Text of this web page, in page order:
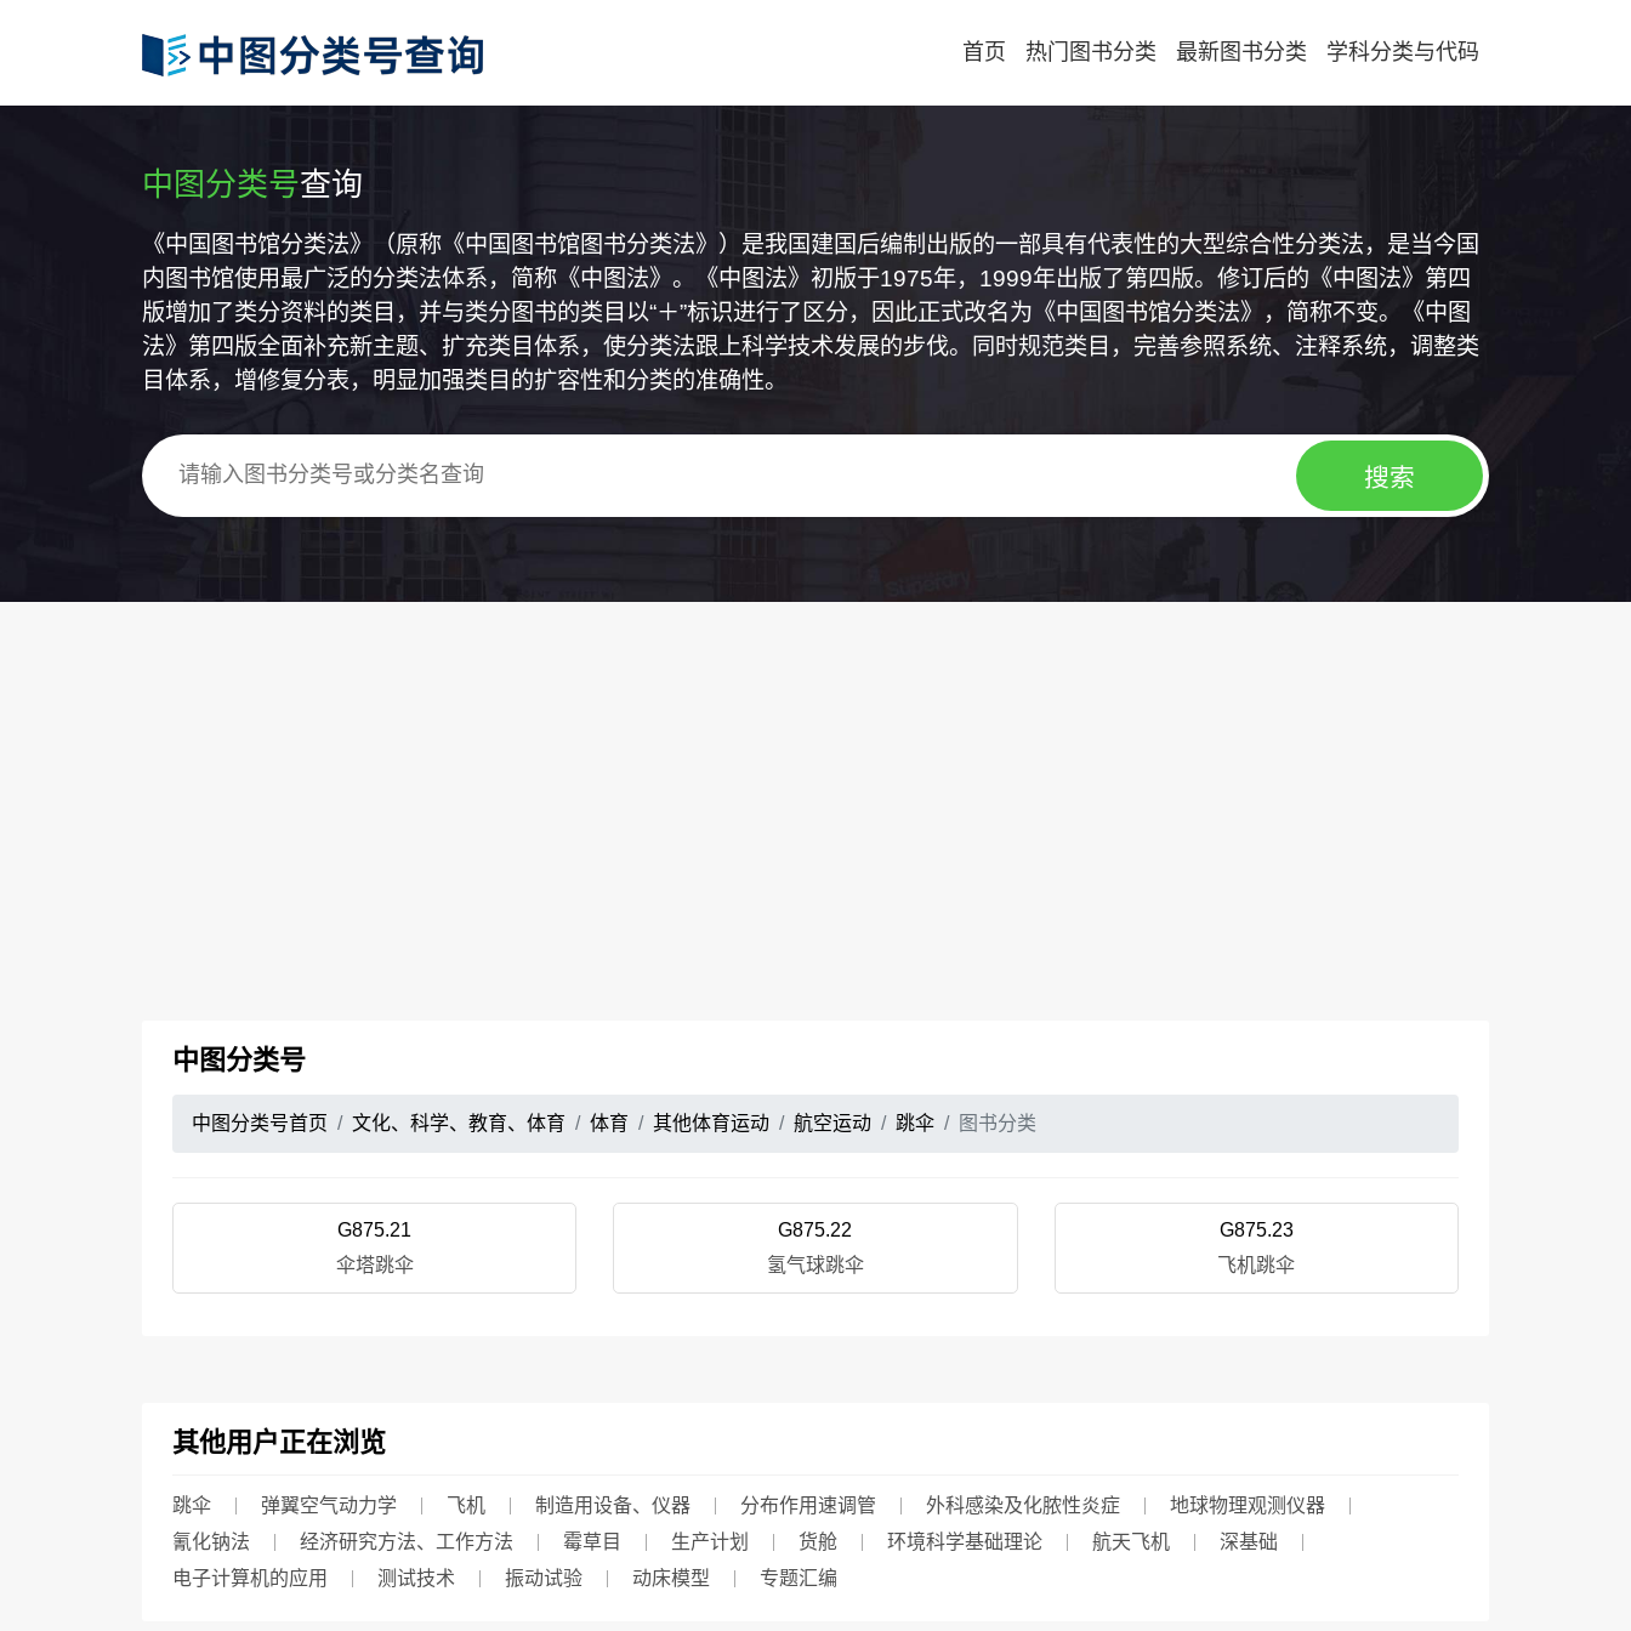
首页 热门图书分类 最新图书分类 学科分类与代码
中图分类号查询
《中国图书馆分类法》（原称《中国图书馆图书分类法》）是我国建国后编制出版的一部具有代表性的大型综合性分类法，是当今国
内图书馆使用最广泛的分类法体系，简称《中图法》。《中图法》初版于1975年，1999年出版了第四版。修订后的《中图法》第四
版增加了类分资料的类目，并与类分图书的类目以“＋”标识进行了区分，因此正式改名为《中国图书馆分类法》，简称不变。《中图
法》第四版全面补充新主题、扩充类目体系，使分类法跟上科学技术发展的步伐。同时规范类目，完善参照系统、注释系统，调整类
目体系，增修复分表，明显加强类目的扩容性和分类的准确性。
中图分类号
中图分类号首页 文化、科学、教育、体育 体育 其他体育运动 航空运动 跳伞 图书分类
G875.21
伞塔跳伞
G875.22
氢气球跳伞
G875.23
飞机跳伞
其他用户正在浏览
跳伞 弹翼空气动力学 飞机 制造用设备、仪器 分布作用速调管 外科感染及化脓性炎症
地球物理观测仪器
氰化钠法
经济研究方法、工作方法 霉草目 生产计划 货舱 环境科学基础理论 航天飞机
深基础
电子计算机的应用
测试技术 振动试验 动床模型 专题汇编